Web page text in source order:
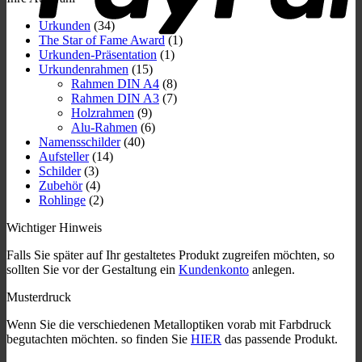
Urkunden (34)
The Star of Fame Award (1)
Urkunden-Präsentation (1)
Urkundenrahmen (15)
Rahmen DIN A4 (8)
Rahmen DIN A3 (7)
Holzrahmen (9)
Alu-Rahmen (6)
Namensschilder (40)
Aufsteller (14)
Schilder (3)
Zubehör (4)
Rohlinge (2)
Wichtiger Hinweis
Falls Sie später auf Ihr gestaltetes Produkt zugreifen möchten, so
sollten Sie vor der Gestaltung ein Kundenkonto anlegen.
Musterdruck
Wenn Sie die verschiedenen Metalloptiken vorab mit Farbdruck
begutachten möchten. so finden Sie HIER das passende Produkt.